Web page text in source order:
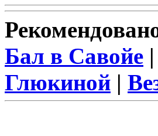
Бал в Савойе |
Глюкиной |